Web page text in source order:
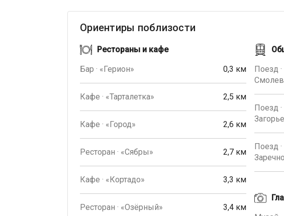
Ориентиры поблизости
Рестораны и кафе
Бар · «Герион» 0,3 км
Кафе · «Тарталетка» 2,5 км
Кафе · «Город» 2,6 км
Ресторан · «Сябры» 2,7 км
Кафе · «Кортадо» 3,3 км
Ресторан · «Озёрный» 3,4 км
Поезд
Поезд
Загорье
Поезд